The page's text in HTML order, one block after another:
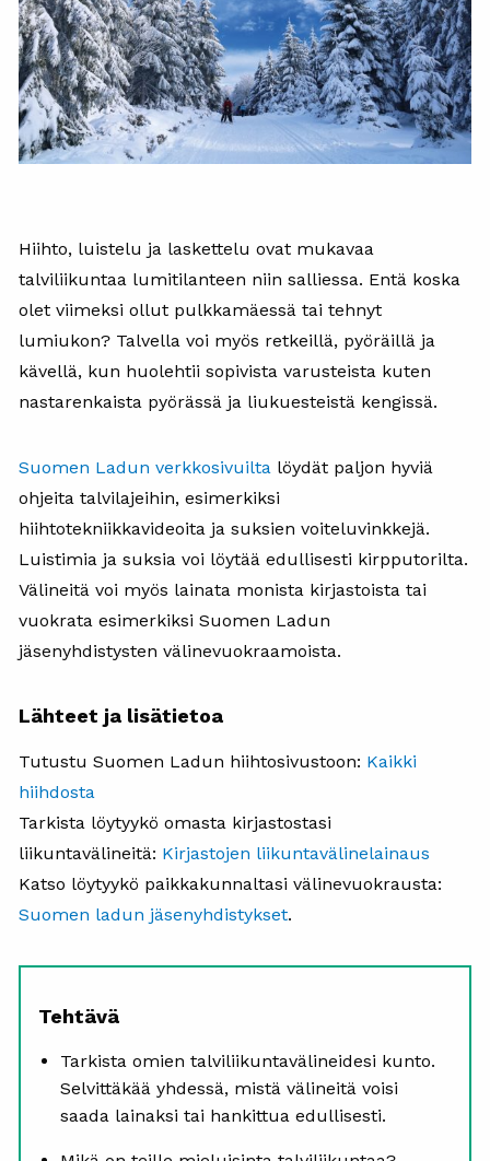
Hiihto, luistelu ja laskettelu ovat mukavaa
talviliikuntaa lumitilanteen niin salliessa. Entä koska
olet viimeksi ollut pulkkamäessä tai tehnyt
lumiukon? Talvella voi myös retkeillä, pyöräillä ja
kävellä, kun huolehtii sopivista varusteista kuten
nastarenkaista pyörässä ja liukuesteistä kengissä.
Suomen Ladun verkkosivuilta löydät paljon hyviä
ohjeita talvilajeihin, esimerkiksi
hiihtotekniikkavideoita ja suksien voiteluvinkkejä.
Luistimia ja suksia voi löytää edullisesti kirpputorilta.
Välineitä voi myös lainata monista kirjastoista tai
vuokrata esimerkiksi Suomen Ladun
jäsenyhdistysten välinevuokraamoista.
Lähteet ja lisätietoa
Tutustu Suomen Ladun hiihtosivustoon: Kaikki
hiihdosta
Tarkista löytyykö omasta kirjastostasi
liikuntavälineitä: Kirjastojen liikuntavälinelainaus
Katso löytyykö paikkakunnaltasi välinevuokrausta:
Suomen ladun jäsenyhdistykset.
Tehtävä
Tarkista omien talviliikuntavälineidesi kunto.
Selvittäkää yhdessä, mistä välineitä voisi
saada lainaksi tai hankittua edullisesti.